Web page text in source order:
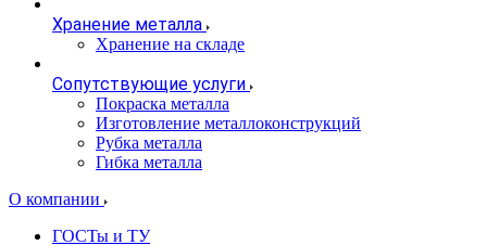
Хранение металла
Хранение на складе
Сопутствующие услуги
Покраска металла
Изготовление металлоконструкций
Рубка металла
Гибка металла
О компании
ГОСТы и ТУ